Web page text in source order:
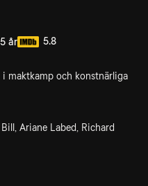
år 5.8
maktkamp och konstnärliga
Ariane Labed, Richard